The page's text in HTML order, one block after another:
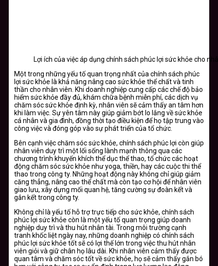
Lợi ích của việc áp dụng chính sách phúc lợi sức khỏe cho
Một trong những yếu tố quan trọng nhất của chính sách phúc
lợi sức khỏe là khả năng nâng cao sức khỏe thể chất và tinh
thần cho nhân viên. Khi doanh nghiệp cung cấp các chế độ bảo
hiểm sức khỏe đầy đủ, khám chữa bệnh miễn phí, các dịch vụ
chăm sóc sức khỏe định kỳ, nhân viên sẽ cảm thấy an tâm hơn
khi làm việc. Sự yên tâm này giúp giảm bớt lo lắng về sức khỏe
cá nhân và gia đình, đồng thời tạo điều kiện để họ tập trung vào
công việc và đóng góp vào sự phát triển của tổ chức.
Bên cạnh việc chăm sóc sức khỏe, chính sách phúc lợi còn giúp
nhân viên duy trì một lối sống lành mạnh thông qua các
chương trình khuyến khích thể dục thể thao, tổ chức các hoạt
động chăm sóc sức khỏe như yoga, thiền, hay các cuộc thi thể
thao trong công ty. Những hoạt động này không chỉ giúp giảm
căng thẳng, nâng cao thể chất mà còn tạo cơ hội để nhân viên
giao lưu, xây dựng mối quan hệ, tăng cường sự đoàn kết và
gắn kết trong công ty.
Không chỉ là yếu tố hỗ trợ trực tiếp cho sức khỏe, chính sách
phúc lợi sức khỏe còn là một yếu tố quan trọng giúp doanh
nghiệp duy trì và thu hút nhân tài. Trong môi trường cạnh
tranh khốc liệt ngày nay, những doanh nghiệp có chính sách
phúc lợi sức khỏe tốt sẽ có lợi thế lớn trong việc thu hút nhân
viên giỏi và giữ chân họ lâu dài. Khi nhân viên cảm thấy được
quan tâm và chăm sóc tốt về sức khỏe, họ sẽ cảm thấy gắn bó